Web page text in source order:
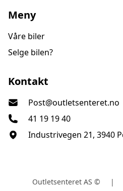
- Servostyring
- Stereoanlegg
- DAB-radio
Prisen i annonsert pris er EKS
Kontakt våre selgere:
Stig Thomas : 45 39 00 67
Meny
Våre biler
Selge bilen?
Kontakt
Post@outletsenteret.no
41 19 19 40
Industrivegen 21, 3940
Outletsenteret AS © |